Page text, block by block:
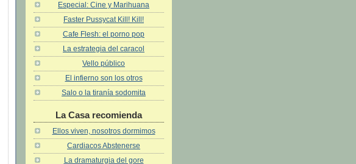
Especial: Cine y Marihuana
Faster Pussycat Kill! Kill!
Cafe Flesh: el porno pop
La estrategia del caracol
Vello público
El infierno son los otros
Salo o la tiranía sodomita
La Casa recomienda
Ellos viven, nosotros dormimos
Cardiacos Abstenerse
La dramaturgia del gore